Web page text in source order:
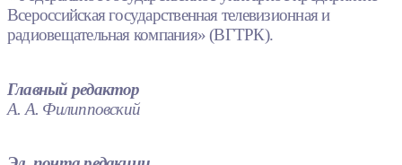
Всероссийская государственная телевизионная и
радиовещательная компания» (ВГТРК).
Главный редактор
А. А. Филипповский